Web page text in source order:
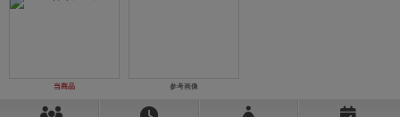
当商品 参考画像